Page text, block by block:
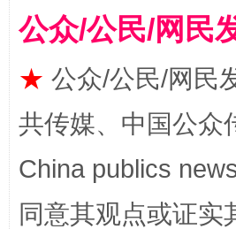
公众/公民/网民
★ 公众/公民/网民
共传媒、中国公众
China publics
同意其观点或证